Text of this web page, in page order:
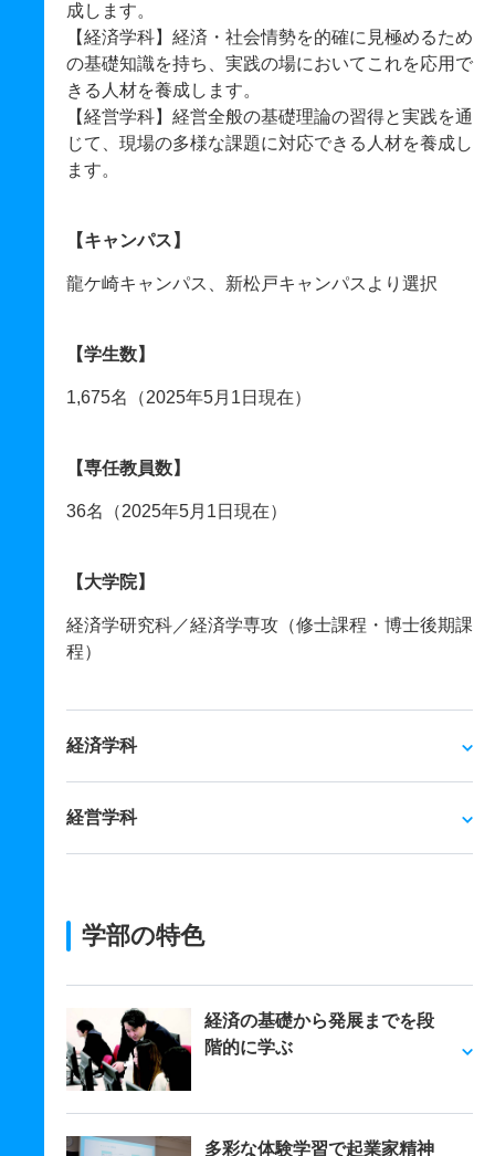
成します。
【経済学科】経済・社会情勢を的確に見極めるため
の基礎知識を持ち、実践の場においてこれを応用で
きる人材を養成します。
【経営学科】経営全般の基礎理論の習得と実践を通
じて、現場の多様な課題に対応できる人材を養成し
ます。
【キャンパス】
龍ケ崎キャンパス、新松戸キャンパスより選択
【学生数】
1,675名（2025年5月1日現在）
【専任教員数】
36名（2025年5月1日現在）
【大学院】
経済学研究科／経済学専攻（修士課程・博士後期課
程）
経済学科
経営学科
学部の特色
経済の基礎から発展までを段
階的に学ぶ
多彩な体験学習で起業家精神